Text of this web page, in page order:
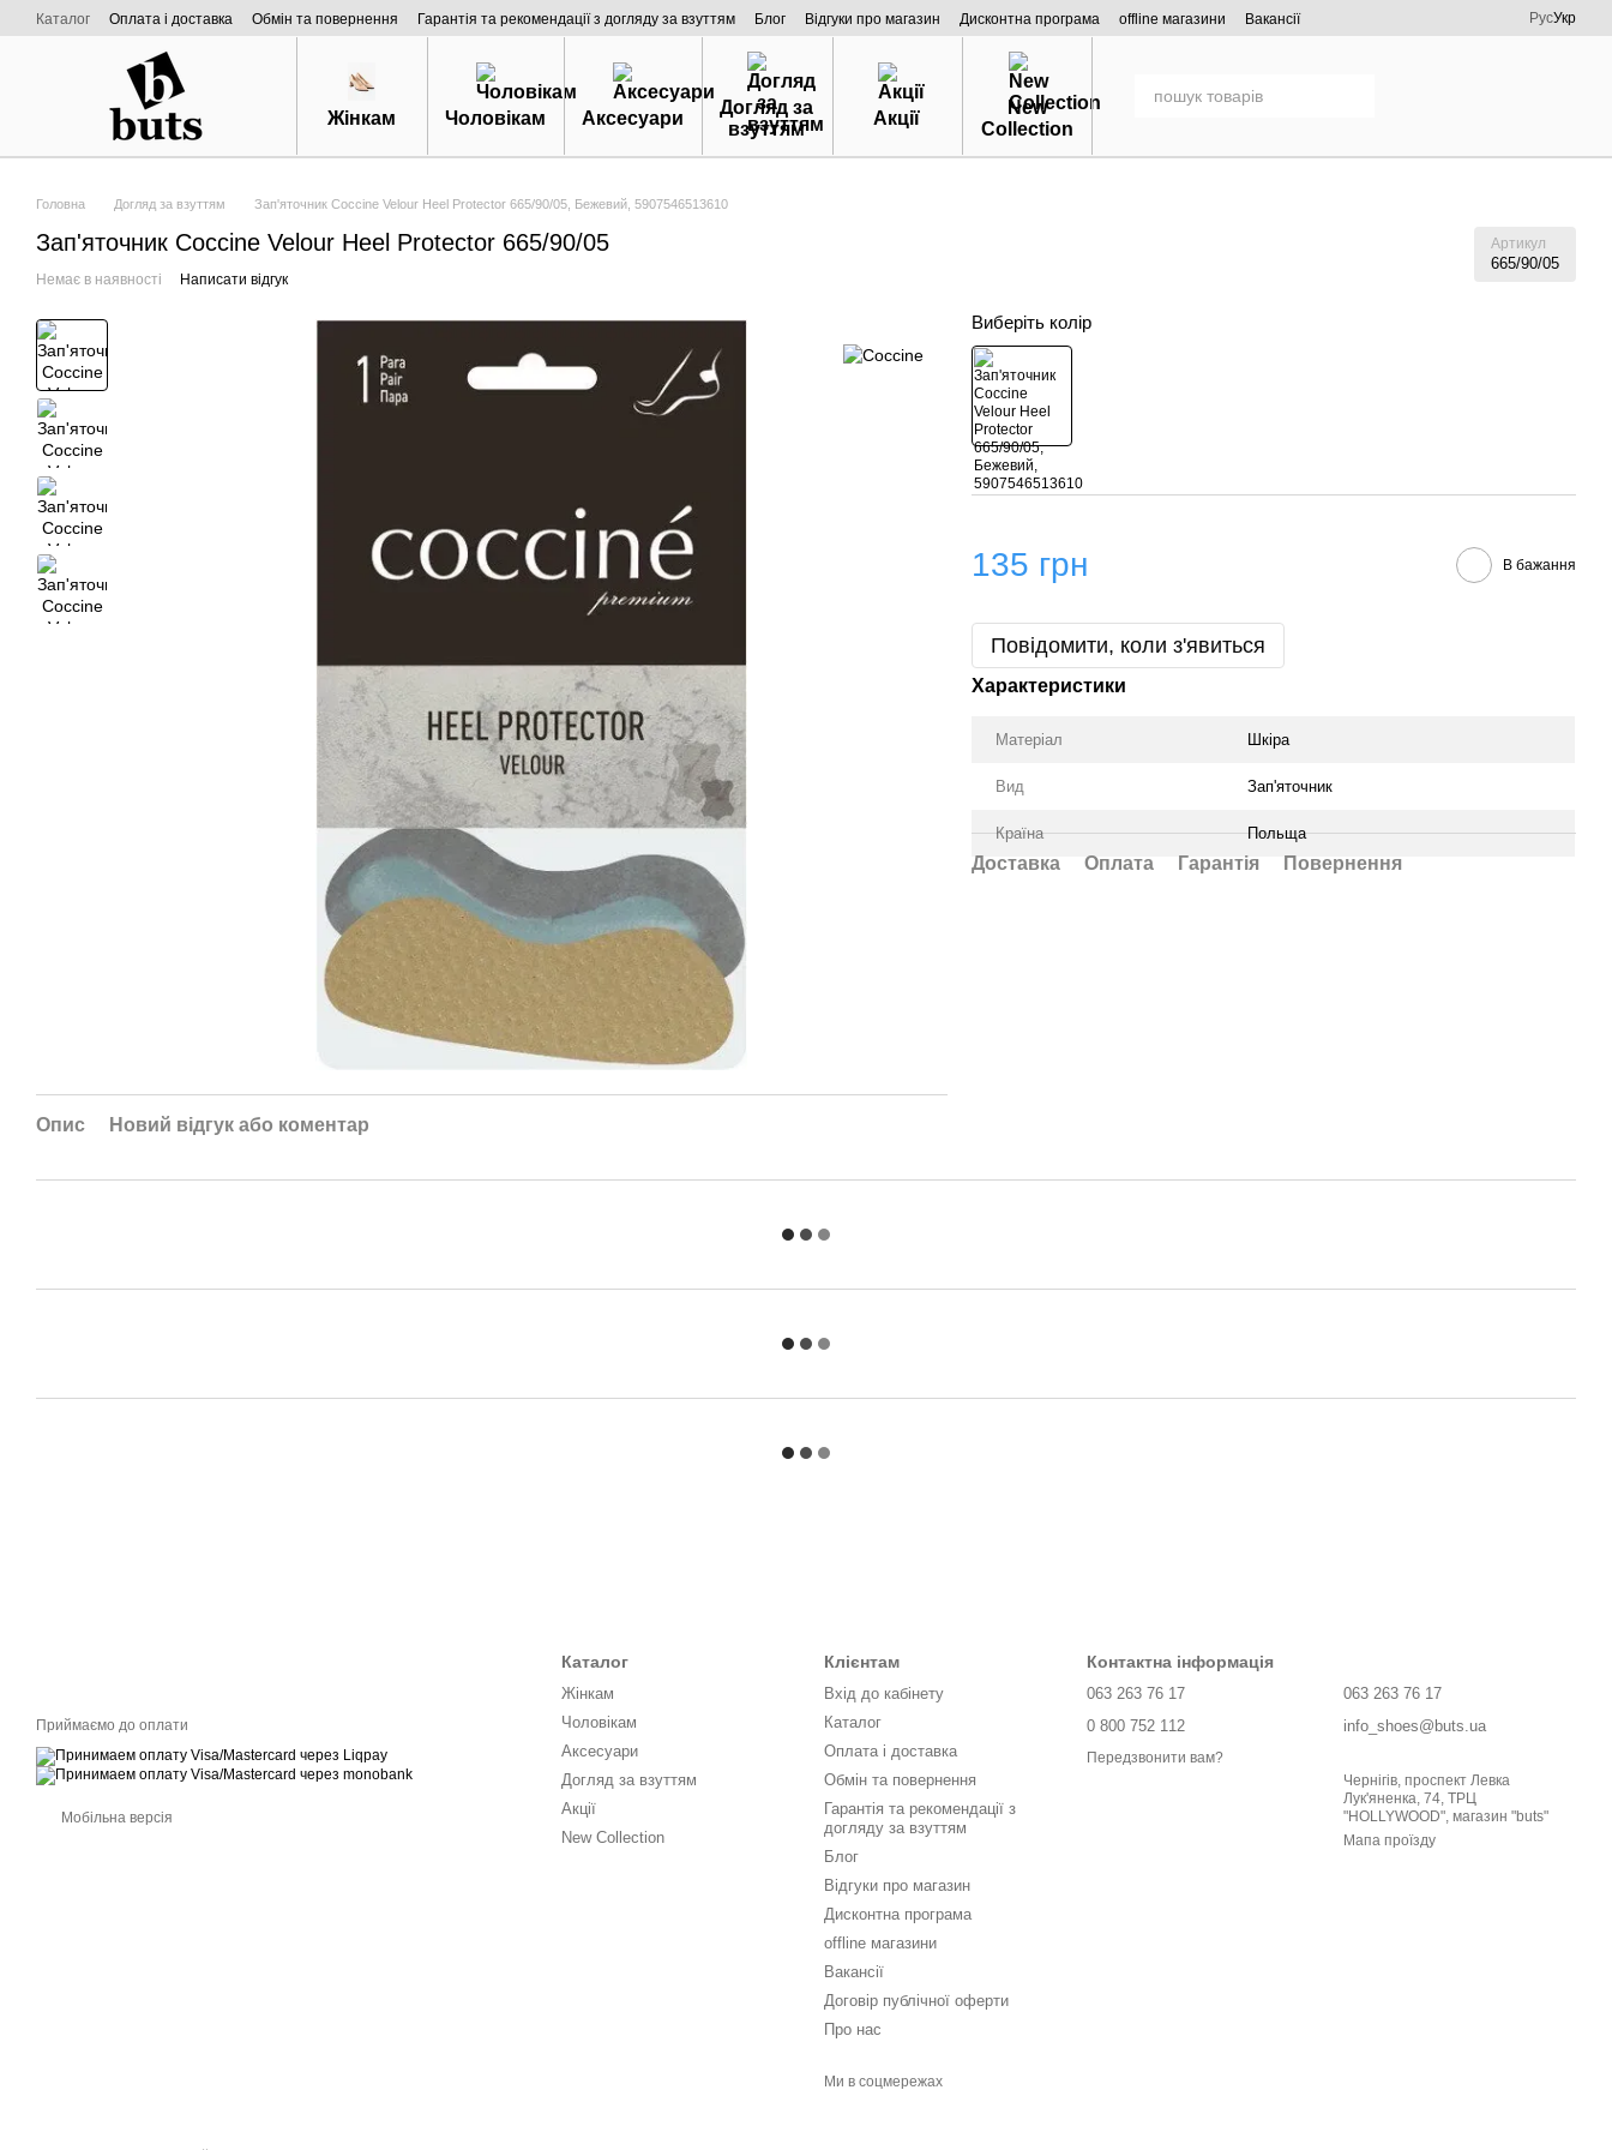
Перейти к основному контенту
Каталог Оплата і доставка Обмін та повернення Гарантія та рекомендації з догляду за взуттям Блог Відгуки про магазин Дисконтна програма offline магазини
Вакансії
Про нас
РусУкр
Жінкам Чоловікам Аксесуари
Догляд за
взуттям
Акції
New
Collection
Головна Догляд за взуттям Зап'яточник Coccine Velour Heel Protector 665/90/05, Бежевий, 5907546513610
Зап'яточник Coccine Velour Heel Protector 665/90/05 Артикул
665/90/05
Немає в наявності Написати відгук
Опис Новий відгук або коментар
Виберіть колір
135 грн В бажання
Повідомити, коли з'явиться
Характеристики
Матеріал Шкіра
Вид Зап'яточник
Країна Польща
Доставка Оплата Гарантія Повернення
Приймаємо до оплати
Мобільна версія
Каталог
Жінкам
Чоловікам
Аксесуари
Догляд за взуттям
Акції
New Collection
Клієнтам
Вхід до кабінету
Каталог
Оплата і доставка
Обмін та повернення
Гарантія та рекомендації з
догляду за взуттям
Блог
Відгуки про магазин
Дисконтна програма
offline магазини
Вакансії
Договір публічної оферти
Про нас
Ми в соцмережах
Контактна інформація
063 263 76 17
0 800 752 112
Передзвонити вам?
063 263 76 17
info_shoes@buts.ua
Чернігів, проспект Левка
Лук'яненка, 74, ТРЦ
"HOLLYWOOD", магазин "buts"
Мапа проїзду